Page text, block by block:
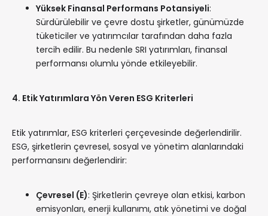
Yüksek Finansal Performans Potansiyeli:
Sürdürülebilir ve çevre dostu şirketler, günümüzde
tüketiciler ve yatırımcılar tarafından daha fazla
tercih edilir. Bu nedenle SRI yatırımları, finansal
performansı olumlu yönde etkileyebilir.
4. Etik Yatırımlara Yön Veren ESG Kriterleri
Etik yatırımlar, ESG kriterleri çerçevesinde değerlendirilir.
ESG, şirketlerin çevresel, sosyal ve yönetim alanlarındaki
performansını değerlendirir:
Çevresel (E): Şirketlerin çevreye olan etkisi, karbon
emisyonları, enerji kullanımı, atık yönetimi ve doğal